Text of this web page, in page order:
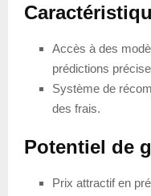
Accès à des
prédictions
Système de
des frais.
Potentiel de
Prix attractif en